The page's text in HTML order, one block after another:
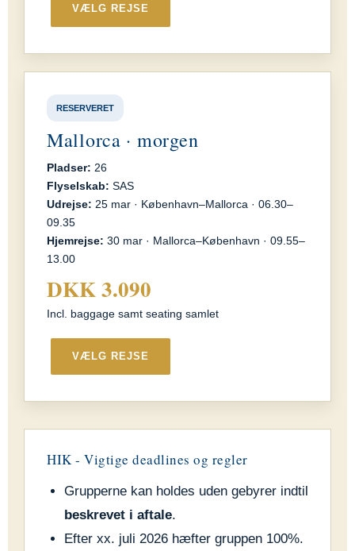
VÆLG REJSE
RESERVERET
Mallorca · morgen
Pladser: 26
Flyselskab: SAS
Udrejse: 25 mar · København–Mallorca · 06.30–
09.35
Hjemrejse: 30 mar · Mallorca–København · 09.55–
13.00
DKK 3.090
Incl. baggage samt seating samlet
VÆLG REJSE
HIK - Vigtige deadlines og regler
Grupperne kan holdes uden gebyrer indtil
beskrevet i aftale.
Efter xx. juli 2026 hæfter gruppen 100%.